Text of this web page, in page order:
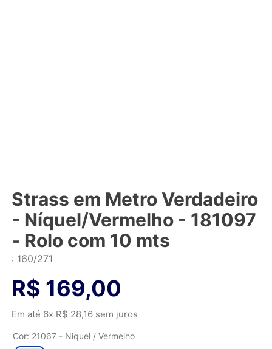
Strass em Metro Verdadeiro
- Níquel/Vermelho - 181097
- Rolo com 10 mts
: 160/271
R$ 169,00
Em até 6x R$ 28,16sem juros
Cor: 21067 - Niquel / Vermelho